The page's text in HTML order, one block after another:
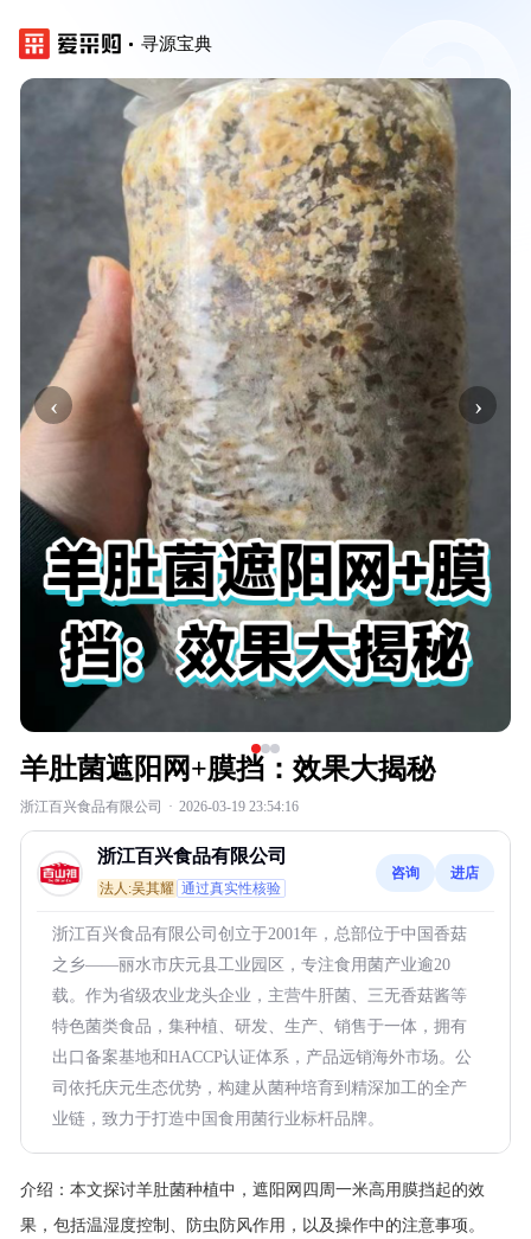
寻源宝典
‹ ›
羊肚菌遮阳网+膜挡：效果大揭秘
浙江百兴食品有限公司 · 2026-03-19 23:54:16
浙江百兴食品有限公司
法人:吴其耀 通过真实性核验
咨询 进店
浙江百兴食品有限公司创立于2001年，总部位于中国香菇
之乡——丽水市庆元县工业园区，专注食用菌产业逾20
载。作为省级农业龙头企业，主营牛肝菌、三无香菇酱等
特色菌类食品，集种植、研发、生产、销售于一体，拥有
出口备案基地和HACCP认证体系，产品远销海外市场。公
司依托庆元生态优势，构建从菌种培育到精深加工的全产
业链，致力于打造中国食用菌行业标杆品牌。
介绍： 本文探讨羊肚菌种植中，遮阳网四周一米高用膜挡起的效
果，包括温湿度控制、防虫防风作用，以及操作中的注意事项。